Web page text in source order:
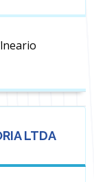
LTDA